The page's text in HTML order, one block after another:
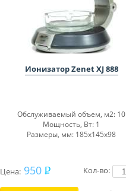
Ионизатор Zenet XJ 888
Обслуживаемый объем, м2: 10
Мощность, Вт: 1
Размеры, мм: 185х145х98
Цена: 950
Кол-во: